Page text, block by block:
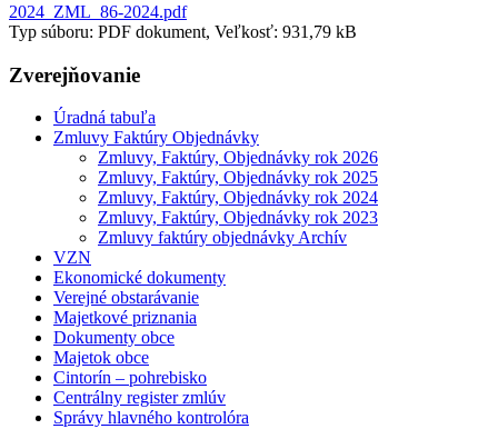
2024_ZML_86-2024.pdf
Typ súboru: PDF dokument, Veľkosť: 931,79 kB
Zverejňovanie
Úradná tabuľa
Zmluvy Faktúry Objednávky
Zmluvy, Faktúry, Objednávky rok 2026
Zmluvy, Faktúry, Objednávky rok 2025
Zmluvy, Faktúry, Objednávky rok 2024
Zmluvy, Faktúry, Objednávky rok 2023
Zmluvy faktúry objednávky Archív
VZN
Ekonomické dokumenty
Verejné obstarávanie
Majetkové priznania
Dokumenty obce
Majetok obce
Cintorín – pohrebisko
Centrálny register zmlúv
Správy hlavného kontrolóra